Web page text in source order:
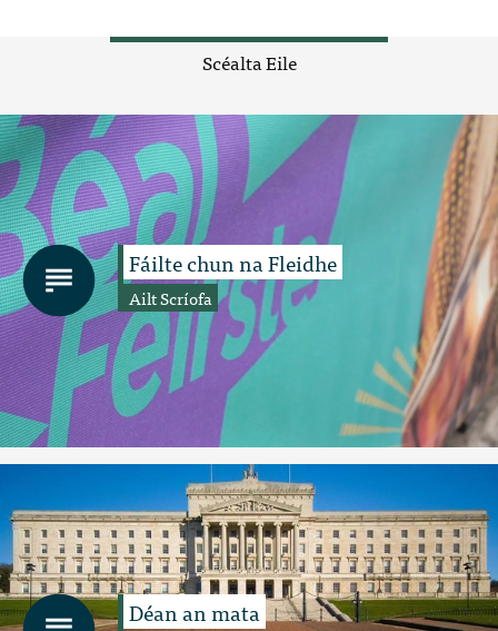
Scéalta Eile
Fáilte chun na Fleidhe
Ailt Scríofa
Déan an mata